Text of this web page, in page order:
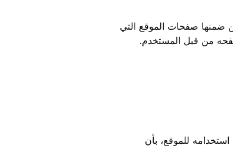
ضمنها صفحات الموقع التي
من قبل المستخدم.
للموقع، بأن